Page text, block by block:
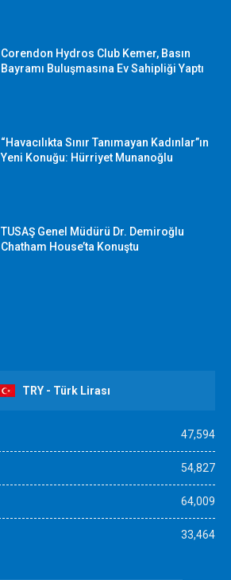
Corendon Hydros Club Kemer, Basın
Bayramı Buluşmasına Ev Sahipliği Yaptı
“Havacılıkta Sınır Tanımayan Kadınlar”ın
Yeni Konuğu: Hürriyet Munanoğlu
TUSAŞ Genel Müdürü Dr. Demiroğlu
Chatham House’ta Konuştu
TRY - Türk Lirası
47,594
54,827
64,009
33,464